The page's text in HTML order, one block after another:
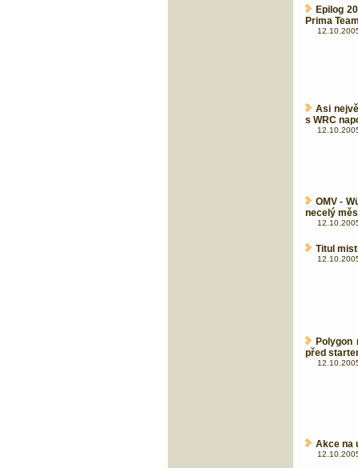
Epilog
Prima
Asi
s WRC
OMV -
necelý
Titul
Polygon
před
Akce na